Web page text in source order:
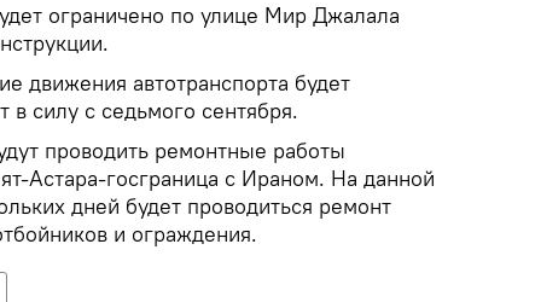
ограничено по улице Мир Джалала
движения автотранспорта будет
в силу с седьмого сентября.
проводить ремонтные работы
Астара-госграница с Ираном. На данной
дней будет проводиться ремонт
и ограждения.